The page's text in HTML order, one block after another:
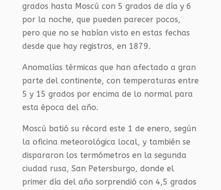
grados hasta Moscú con 5 grados de día y 6
por la noche, que pueden parecer pocos,
pero que no se habían visto en estas fechas
desde que hay registros, en 1879.
Anomalías térmicas que han afectado a gran
parte del continente, con temperaturas entre
5 y 15 grados por encima de lo normal para
esta época del año.
Moscú batió su récord este 1 de enero, según
la oficina meteorológica local, y también se
dispararon los termómetros en la segunda
ciudad rusa, San Petersburgo, donde el
primer día del año sorprendió con 4,5 grados